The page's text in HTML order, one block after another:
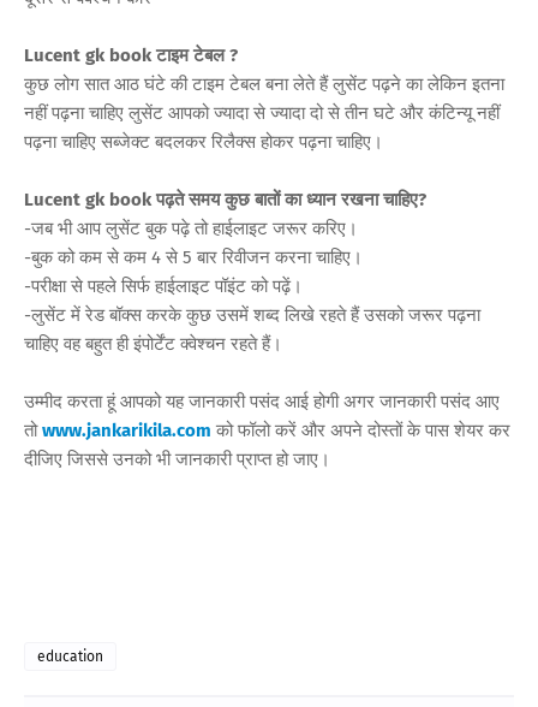
Lucent gk book टाइम टेबल ?
कुछ लोग सात आठ घंटे की टाइम टेबल बना लेते हैं लुसेंट पढ़ने का लेकिन इतना
नहीं पढ़ना चाहिए लुसेंट आपको ज्यादा से ज्यादा दो से तीन घटे और कंटिन्यू नहीं
पढ़ना चाहिए सब्जेक्ट बदलकर रिलैक्स होकर पढ़ना चाहिए।
Lucent gk book पढ़ते समय कुछ बातों का ध्यान रखना चाहिए?
-जब भी आप लुसेंट बुक पढ़े तो हाईलाइट जरूर करिए।
-बुक को कम से कम 4 से 5 बार रिवीजन करना चाहिए।
-परीक्षा से पहले सिर्फ हाईलाइट पॉइंट को पढ़ें।
-लुसेंट में रेड बॉक्स करके कुछ उसमें शब्द लिखे रहते हैं उसको जरूर पढ़ना
चाहिए वह बहुत ही इंपोर्टेंट क्वेश्चन रहते हैं।
उम्मीद करता हूं आपको यह जानकारी पसंद आई होगी अगर जानकारी पसंद आए
तोwww.jankarikila.com को फॉलो करें और अपने दोस्तों के पास शेयर कर
दीजिए जिससे उनको भी जानकारी प्राप्त हो जाए।
education